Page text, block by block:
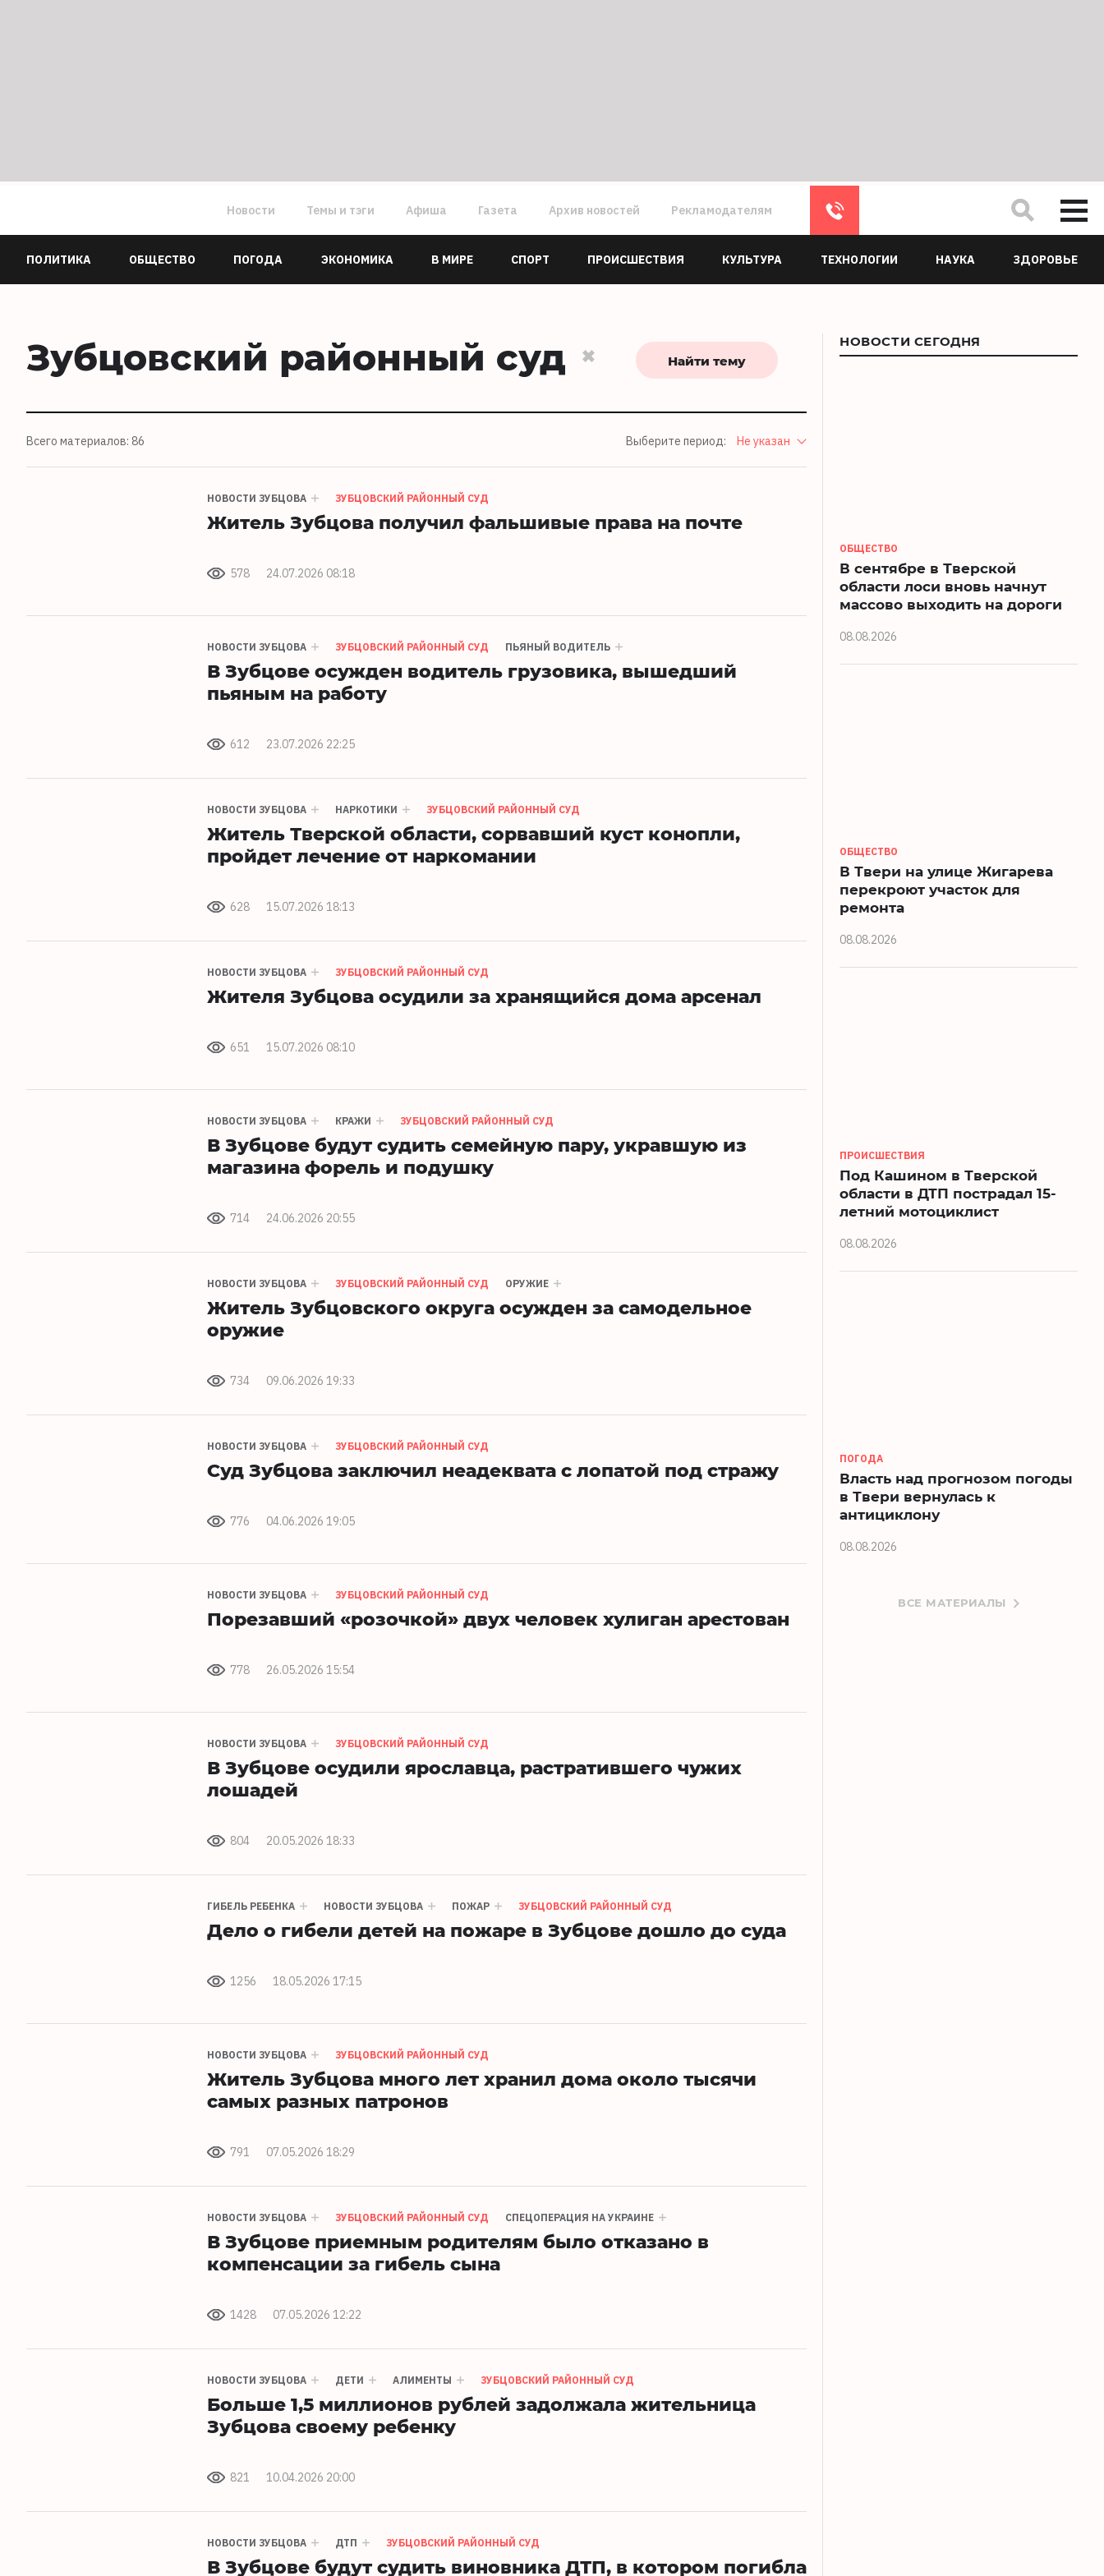
Новости Темы и тэги Афиша Газета Архив новостей Рекламодателям
ПОЛИТИКА ОБЩЕСТВО ПОГОДА ЭКОНОМИКА В МИРЕ СПОРТ ПРОИСШЕСТВИЯ КУЛЬТУРА ТЕХНОЛОГИИ НАУКА ЗДОРОВЬЕ
Зубцовский районный суд Найти тему
Всего материалов: 86 Выберите период: Не указан
НОВОСТИ ЗУБЦОВА ЗУБЦОВСКИЙ РАЙОННЫЙ СУД
Житель Зубцова получил фальшивые права на почте
578 24.07.2026 08:18
НОВОСТИ ЗУБЦОВА ЗУБЦОВСКИЙ РАЙОННЫЙ СУД ПЬЯНЫЙ ВОДИТЕЛЬ
В Зубцове осужден водитель грузовика, вышедший
пьяным на работу
612 23.07.2026 22:25
НОВОСТИ ЗУБЦОВА НАРКОТИКИ ЗУБЦОВСКИЙ РАЙОННЫЙ СУД
Житель Тверской области, сорвавший куст конопли,
пройдет лечение от наркомании
628 15.07.2026 18:13
НОВОСТИ ЗУБЦОВА ЗУБЦОВСКИЙ РАЙОННЫЙ СУД
Жителя Зубцова осудили за хранящийся дома арсенал
651 15.07.2026 08:10
НОВОСТИ ЗУБЦОВА КРАЖИ ЗУБЦОВСКИЙ РАЙОННЫЙ СУД
В Зубцове будут судить семейную пару, укравшую из
магазина форель и подушку
714 24.06.2026 20:55
НОВОСТИ ЗУБЦОВА ЗУБЦОВСКИЙ РАЙОННЫЙ СУД ОРУЖИЕ
Житель Зубцовского округа осужден за самодельное
оружие
734 09.06.2026 19:33
НОВОСТИ ЗУБЦОВА ЗУБЦОВСКИЙ РАЙОННЫЙ СУД
Суд Зубцова заключил неадеквата с лопатой под стражу
776 04.06.2026 19:05
НОВОСТИ ЗУБЦОВА ЗУБЦОВСКИЙ РАЙОННЫЙ СУД
Порезавший «розочкой» двух человек хулиган арестован
778 26.05.2026 15:54
НОВОСТИ ЗУБЦОВА ЗУБЦОВСКИЙ РАЙОННЫЙ СУД
В Зубцове осудили ярославца, растратившего чужих
лошадей
804 20.05.2026 18:33
ГИБЕЛЬ РЕБЕНКА НОВОСТИ ЗУБЦОВА ПОЖАР ЗУБЦОВСКИЙ РАЙОННЫЙ СУД
Дело о гибели детей на пожаре в Зубцове дошло до суда
1256 18.05.2026 17:15
НОВОСТИ ЗУБЦОВА ЗУБЦОВСКИЙ РАЙОННЫЙ СУД
Житель Зубцова много лет хранил дома около тысячи
самых разных патронов
791 07.05.2026 18:29
НОВОСТИ ЗУБЦОВА ЗУБЦОВСКИЙ РАЙОННЫЙ СУД СПЕЦОПЕРАЦИЯ НА УКРАИНЕ
В Зубцове приемным родителям было отказано в
компенсации за гибель сына
1428 07.05.2026 12:22
НОВОСТИ ЗУБЦОВА ДЕТИ АЛИМЕНТЫ ЗУБЦОВСКИЙ РАЙОННЫЙ СУД
Больше 1,5 миллионов рублей задолжала жительница
Зубцова своему ребенку
821 10.04.2026 20:00
НОВОСТИ ЗУБЦОВА ДТП ЗУБЦОВСКИЙ РАЙОННЫЙ СУД
В Зубцове будут судить виновника ДТП, в котором погибла
НОВОСТИ СЕГОДНЯ
ОБЩЕСТВО
В сентябре в Тверской
области лоси вновь начнут
массово выходить на дороги
08.08.2026
ОБЩЕСТВО
В Твери на улице Жигарева
перекроют участок для
ремонта
08.08.2026
ПРОИСШЕСТВИЯ
Под Кашином в Тверской
области в ДТП пострадал 15-
летний мотоциклист
08.08.2026
ПОГОДА
Власть над прогнозом погоды
в Твери вернулась к
антициклону
08.08.2026
ВСЕ МАТЕРИАЛЫ